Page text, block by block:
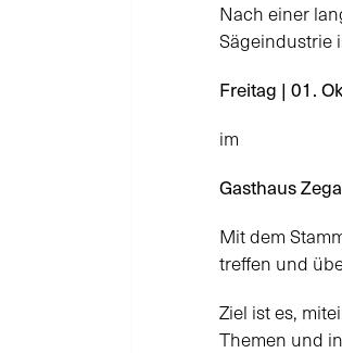
Nach einer
Sägeindustrie
Freitag | 01.
im
Gasthaus
Mit dem
treffen und
Ziel ist es,
Themen und